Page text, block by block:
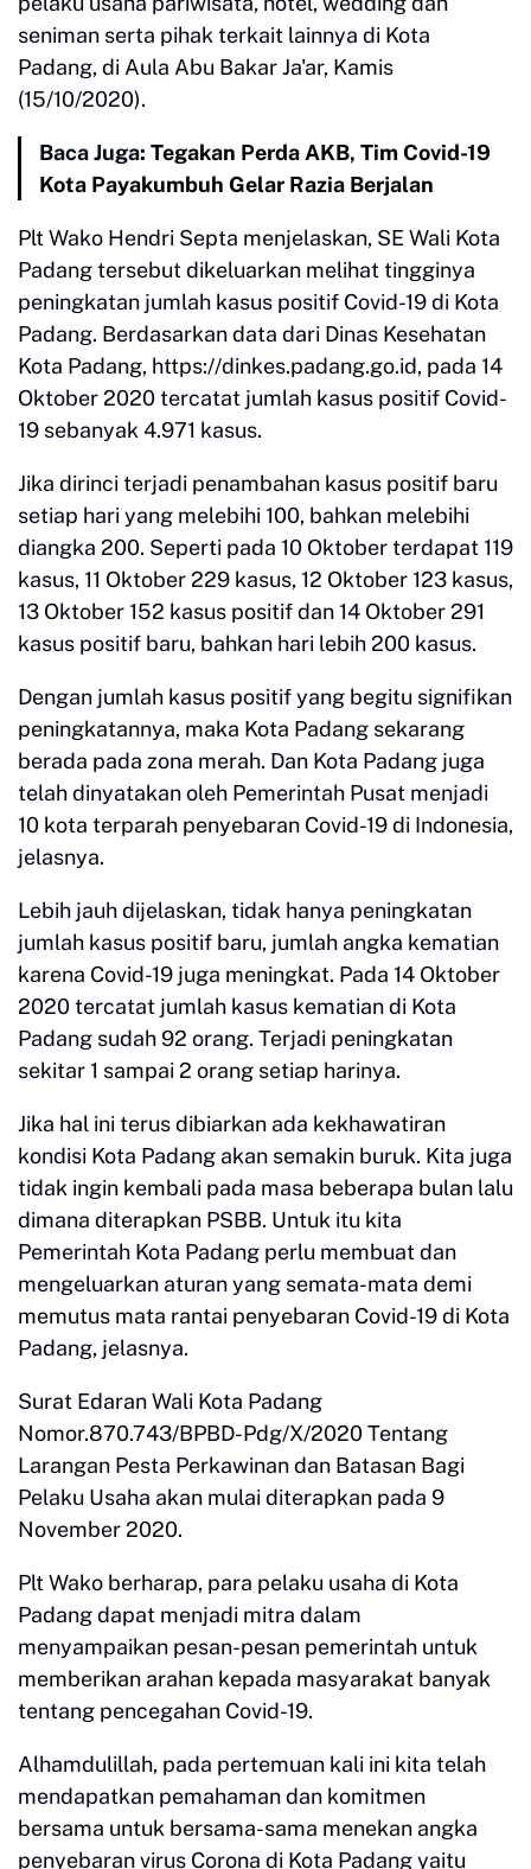
seniman serta pihak terkait lainnya di Kota
Padang, di Aula Abu Bakar Ja'ar, Kamis
(15/10/2020).
Baca Juga: Tegakan Perda AKB, Tim Covid-19
Kota Payakumbuh Gelar Razia Berjalan
Plt Wako Hendri Septa menjelaskan, SE Wali Kota
Padang tersebut dikeluarkan melihat tingginya
peningkatan jumlah kasus positif Covid-19 di Kota
Padang. Berdasarkan data dari Dinas Kesehatan
Kota Padang, https://dinkes.padang.go.id, pada 14
Oktober 2020 tercatat jumlah kasus positif Covid-
19 sebanyak 4.971 kasus.
Jika dirinci terjadi penambahan kasus positif baru
setiap hari yang melebihi 100, bahkan melebihi
diangka 200. Seperti pada 10 Oktober terdapat 119
kasus, 11 Oktober 229 kasus, 12 Oktober 123 kasus,
13 Oktober 152 kasus positif dan 14 Oktober 291
kasus positif baru, bahkan hari lebih 200 kasus.
Dengan jumlah kasus positif yang begitu signifikan
peningkatannya, maka Kota Padang sekarang
berada pada zona merah. Dan Kota Padang juga
telah dinyatakan oleh Pemerintah Pusat menjadi
10 kota terparah penyebaran Covid-19 di Indonesia,
jelasnya.
Lebih jauh dijelaskan, tidak hanya peningkatan
jumlah kasus positif baru, jumlah angka kematian
karena Covid-19 juga meningkat. Pada 14 Oktober
2020 tercatat jumlah kasus kematian di Kota
Padang sudah 92 orang. Terjadi peningkatan
sekitar 1 sampai 2 orang setiap harinya.
Jika hal ini terus dibiarkan ada kekhawatiran
kondisi Kota Padang akan semakin buruk. Kita juga
tidak ingin kembali pada masa beberapa bulan lalu
dimana diterapkan PSBB. Untuk itu kita
Pemerintah Kota Padang perlu membuat dan
mengeluarkan aturan yang semata-mata demi
memutus mata rantai penyebaran Covid-19 di Kota
Padang, jelasnya.
Surat Edaran Wali Kota Padang
Nomor.870.743/BPBD-Pdg/X/2020 Tentang
Larangan Pesta Perkawinan dan Batasan Bagi
Pelaku Usaha akan mulai diterapkan pada 9
November 2020.
Plt Wako berharap, para pelaku usaha di Kota
Padang dapat menjadi mitra dalam
menyampaikan pesan-pesan pemerintah untuk
memberikan arahan kepada masyarakat banyak
tentang pencegahan Covid-19.
Alhamdulillah, pada pertemuan kali ini kita telah
mendapatkan pemahaman dan komitmen
bersama untuk bersama-sama menekan angka
penyebaran virus Corona di Kota Padang yaitu